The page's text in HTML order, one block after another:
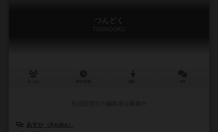
つんどく
TSUNDOKU
あすか（Asuka）